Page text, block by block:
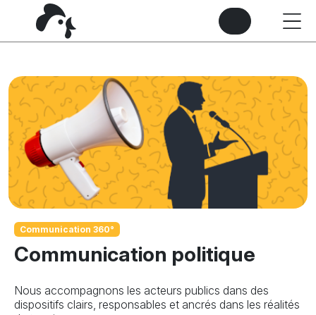
Communication 360°
Communication politique
Nous accompagnons les acteurs publics dans des
dispositifs clairs, responsables et ancrés dans les réalités